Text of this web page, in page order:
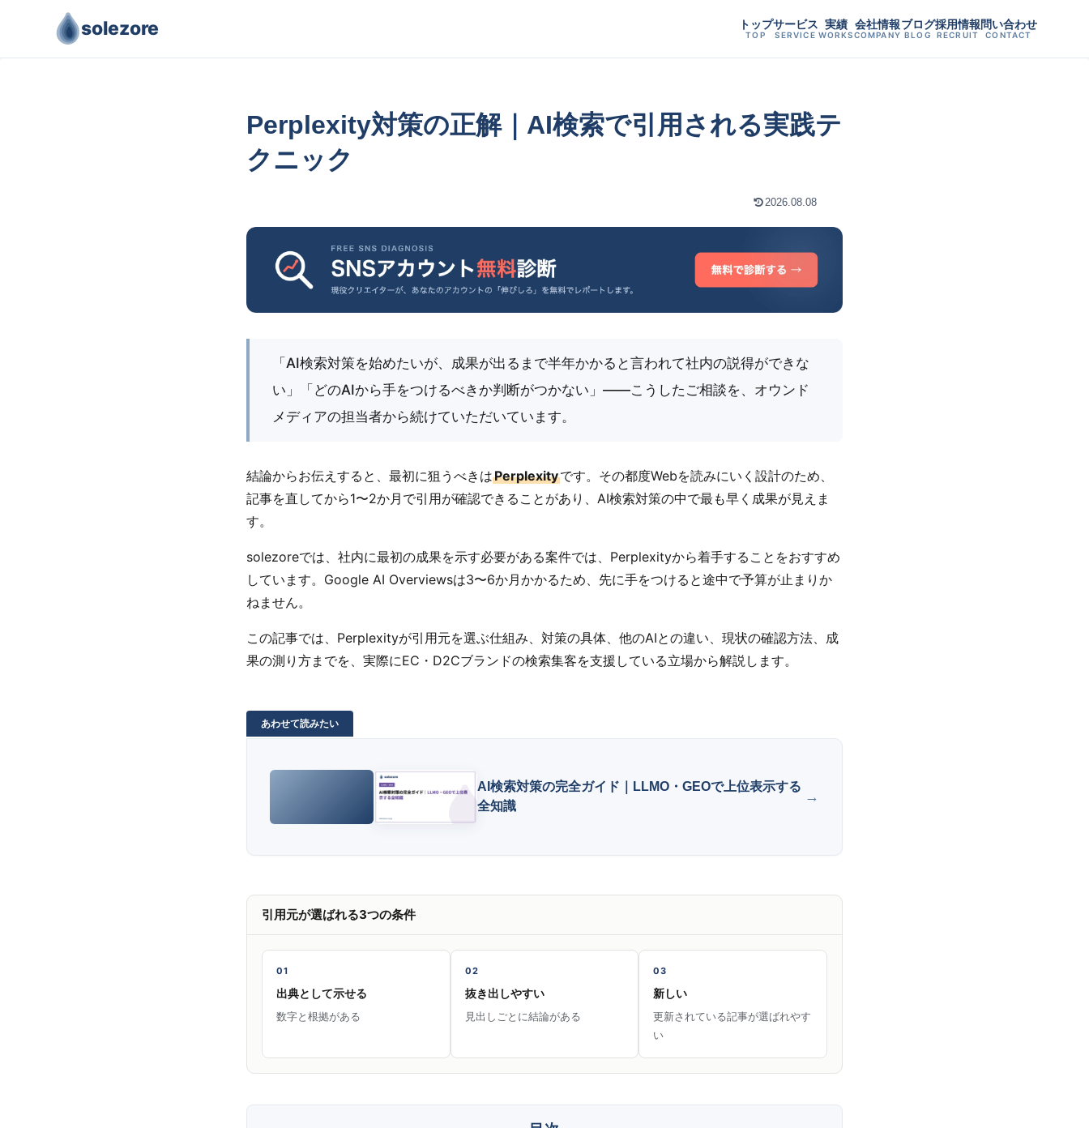
solezore トップ
TOP
サービス
SERVICE
実績
WORKS
会社情報
COMPANY
ブログ
BLOG
採用情報
RECRUIT
問い合わせ
CONTACT
Perplexity対策の正解｜AI検索で引用される実践テ
クニック
2026.08.08
「AI検索対策を始めたいが、成果が出るまで半年かかると言われて社内の説得ができな
い」「どのAIから手をつけるべきか判断がつかない」――こうしたご相談を、オウンド
メディアの担当者から続けていただいています。
結論からお伝えすると、最初に狙うべきはPerplexityです。その都度Webを読みにいく設計のため、
記事を直してから1〜2か月で引用が確認できることがあり、AI検索対策の中で最も早く成果が見えま
す。
solezoreでは、社内に最初の成果を示す必要がある案件では、Perplexityから着手することをおすすめ
しています。Google AI Overviewsは3〜6か月かかるため、先に手をつけると途中で予算が止まりか
ねません。
この記事では、Perplexityが引用元を選ぶ仕組み、対策の具体、他のAIとの違い、現状の確認方法、成
果の測り方までを、実際にEC・D2Cブランドの検索集客を支援している立場から解説します。
AI検索対策の完全ガイド｜LLMO・GEOで上位表示する
全知識
引用元が選ばれる3つの条件
01
出典として示せる
数字と根拠がある
02
抜き出しやすい
見出しごとに結論がある
03
新しい
更新されている記事が選ばれやす
い